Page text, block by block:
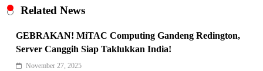
Related News
GEBRAKAN! MiTAC Computing Gandeng Redington,
Server Canggih Siap Taklukkan India!
November 27, 2025